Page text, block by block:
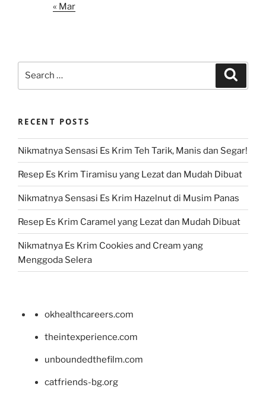
« Mar
RECENT POSTS
Nikmatnya Sensasi Es Krim Teh Tarik, Manis dan Segar!
Resep Es Krim Tiramisu yang Lezat dan Mudah Dibuat
Nikmatnya Sensasi Es Krim Hazelnut di Musim Panas
Resep Es Krim Caramel yang Lezat dan Mudah Dibuat
Nikmatnya Es Krim Cookies and Cream yang
Menggoda Selera
okhealthcareers.com
theintexperience.com
unboundedthefilm.com
catfriends-bg.org